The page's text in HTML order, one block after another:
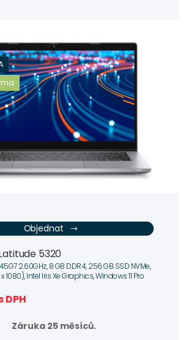
Objednat
5320
2.60GHz, 8 GB DDR4, 256 GB SSD NVMe,
x 1080), Intel Iris Xe Graphics, Windows 11 Pro
DPH
Záruka 25 měsíců.